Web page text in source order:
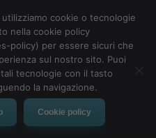
cookie o tecnologie
nella cookie policy
policy) per essere sicuri che
sul nostro sito. Puoi
tecnologie con il tasto
la navigazione.
Cookie policy